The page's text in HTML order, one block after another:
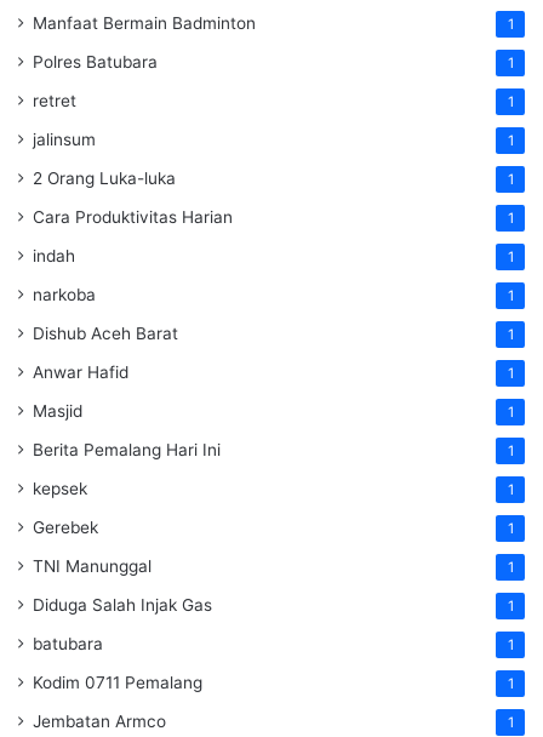
Manfaat Bermain Badminton 1
Polres Batubara 1
retret 1
jalinsum 1
2 Orang Luka-luka 1
Cara Produktivitas Harian 1
indah 1
narkoba 1
Dishub Aceh Barat 1
Anwar Hafid 1
Masjid 1
Berita Pemalang Hari Ini 1
kepsek 1
Gerebek 1
TNI Manunggal 1
Diduga Salah Injak Gas 1
batubara 1
Kodim 0711 Pemalang 1
Jembatan Armco 1